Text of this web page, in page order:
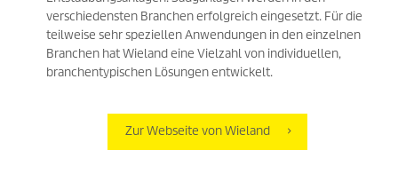
verschiedensten Branchen erfolgreich eingesetzt. Für die
teilweise sehr speziellen Anwendungen in den einzelnen
Branchen hat Wieland eine Vielzahl von individuellen,
branchentypischen Lösungen entwickelt.
Zur Webseite von Wieland